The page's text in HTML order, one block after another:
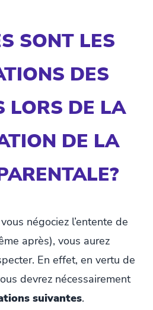
SONT LES
DES
LORS DE LA
DE LA
négociez l’entente de
après), vous aurez
En effet, en vertu de
devrez nécessairement
suivantes.